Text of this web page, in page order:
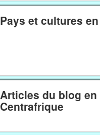
Pays et cultures
Articles du blog
Centrafrique